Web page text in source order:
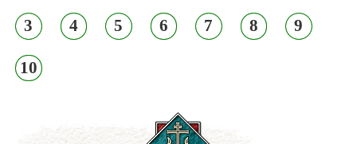
3 4 5 6 7 8 9
10